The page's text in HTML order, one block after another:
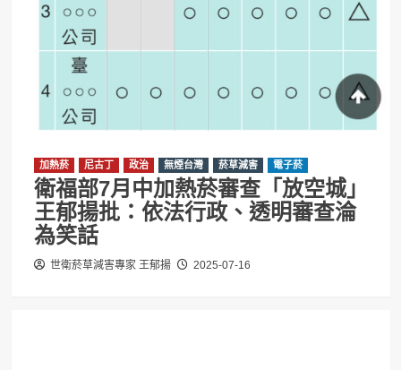
加熱菸 尼古丁 政治 無煙台灣 菸草減害 電子菸
衛福部7月中加熱菸審查「放空城」
王郁揚批：依法行政、透明審查淪
為笑話
世衛菸草減害專家 王郁揚 2025-07-16